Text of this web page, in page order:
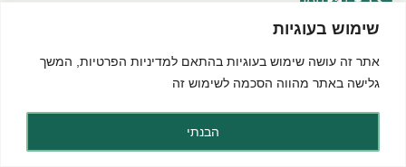
שימוש בעוגיות
אתר זה עושה שימוש בעוגיות בהתאם למדיניות הפרטיות , המשך
גלישה באתר מהווה הסכמה לשימוש זה
הבנתי
©2025 כל הזכויות שמורות להדס מוצרים טבעיים
תנאי שימוש באתר
מדיניות פרטיות